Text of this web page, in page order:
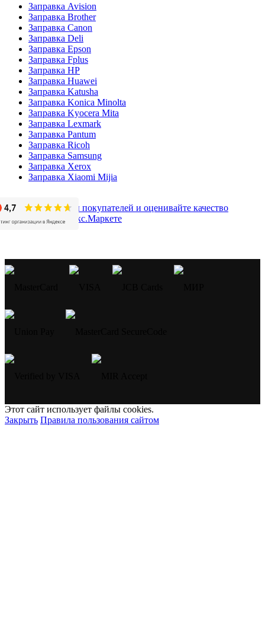
Заправка Avision
Заправка Brother
Заправка Canon
Заправка Deli
Заправка Epson
Заправка Fplus
Заправка HP
Заправка Huawei
Заправка Katusha
Заправка Konica Minolta
Заправка Kyocera Mita
Заправка Lexmark
Заправка Pantum
Заправка Ricoh
Заправка Samsung
Заправка Xerox
Заправка Xiaomi Mijia
Этот сайт использует файлы cookies.
Закрыть Правила пользования сайтом